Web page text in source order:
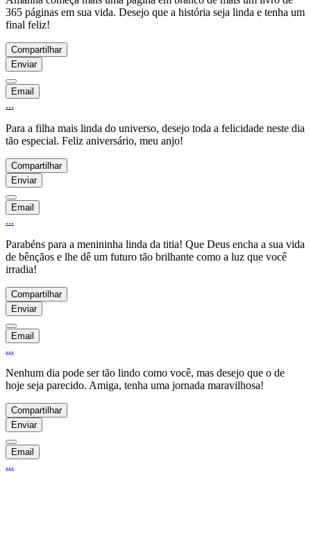
365 páginas em sua vida. Desejo que a história seja linda e tenha um
final feliz!
Compartilhar
Enviar
Email
...
Para a filha mais linda do universo, desejo toda a felicidade neste dia
tão especial. Feliz aniversário, meu anjo!
Compartilhar
Enviar
Email
...
Parabéns para a menininha linda da titia! Que Deus encha a sua vida
de bênçãos e lhe dê um futuro tão brilhante como a luz que você
irradia!
Compartilhar
Enviar
Email
...
Nenhum dia pode ser tão lindo como você, mas desejo que o de
hoje seja parecido. Amiga, tenha uma jornada maravilhosa!
Compartilhar
Enviar
Email
...